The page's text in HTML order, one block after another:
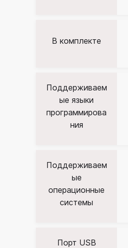
В комплекте
Поддерживаем
ые языки
программирова
ния
Поддерживаем
ые
операционные
системы
Порт USB